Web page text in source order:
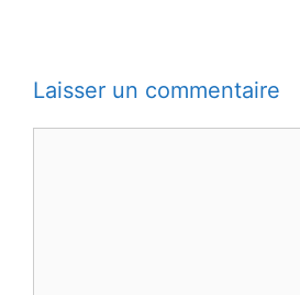
Laisser un commentaire